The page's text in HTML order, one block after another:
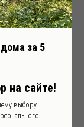
за 5
на сайте!
выбору.